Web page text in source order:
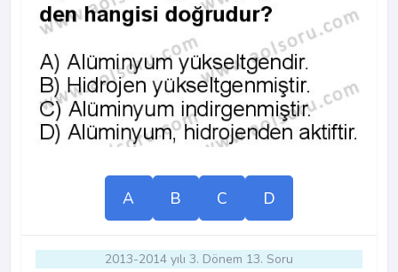
A B C D
2013-2014 yılı 3. Dönem 13. Soru